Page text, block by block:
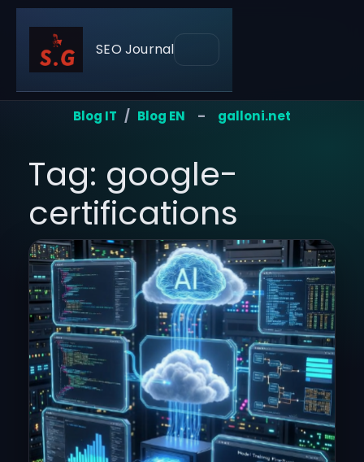
SEO Journal
Blog IT / Blog EN – galloni.net
Tag: google-
certifications